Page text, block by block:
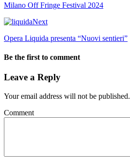
Milano Off Fringe Festival 2024
Next
Opera Liquida presenta “Nuovi sentieri”
Be the first to comment
Leave a Reply
Your email address will not be published.
Comment